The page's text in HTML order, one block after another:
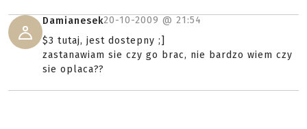
Damianesek20-10-2009 @ 21:54
$3 tutaj, jest dostepny ;]
zastanawiam sie czy go brac, nie bardzo wiem czy
sie oplaca??